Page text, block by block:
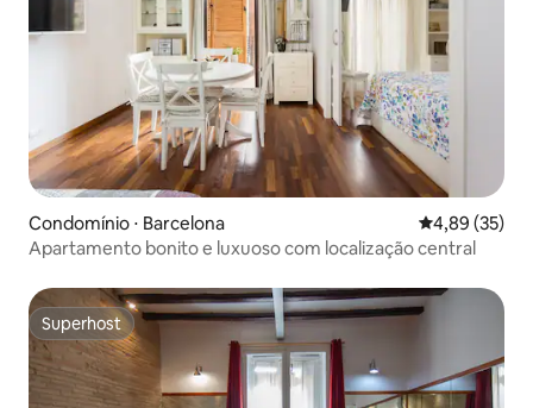
Condomínio ⋅ Barcelona 4,89 de uma
4,89 (35)
Apartamento bonito e luxuoso com localização central
Superhost
Superhost